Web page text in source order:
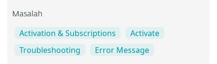
Masalah
Activation & Subscriptions
Activate
Troubleshooting
Error Message